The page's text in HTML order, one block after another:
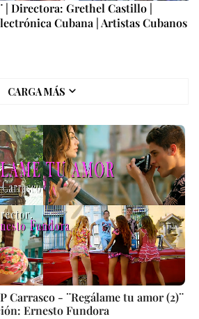
| Directora: Grethel Castillo |
Cubana | Artistas Cubanos
CARGA MÁS
Carrasco - ¨Regálame tu amor (2)¨
Ernesto Fundora